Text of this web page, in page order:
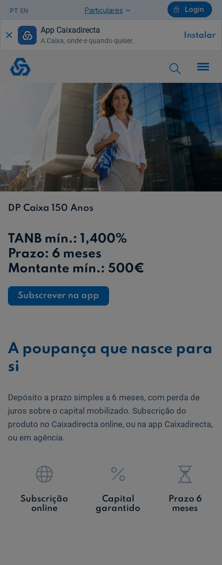
PT EN Login
Particulares
Particulares
Saiba mais sobre a Chave Móvel Digital
Empresas
Ajuda Empresas
Quero ser cliente:
Aderir ao Caixadirecta Particulares
Aderir ao Caixadirecta Empresas
Registo fornecedor confirming
App Caixadirecta
A Caixa, onde e quando quiser.
Instalar
Caixa
150
Anos
DP Caixa 150 Anos
TANB mín.: 1,400%
Prazo: 6 meses
Montante mín.: 500€
Subscrever na app
A poupança que nasce para
si
Depósito a prazo simples a 6 meses, com perda de
juros sobre o capital mobilizado. Subscrição do
produto no Caixadirecta online, ou na app Caixadirecta,
ou em agência.
Subscrição
online
Capital
garantido
Prazo 6
meses